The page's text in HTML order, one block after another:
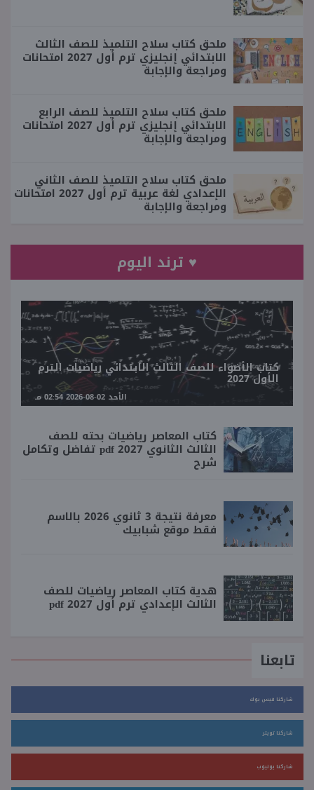
ملحق كتاب سلاح التلميذ للصف الثالث
الابتدائي إنجليزي ترم أول 2027 امتحانات
ومراجعة والإجابة
ملحق كتاب سلاح التلميذ للصف الرابع
الابتدائي إنجليزي ترم أول 2027 امتحانات
ومراجعة والإجابة
ملحق كتاب سلاح التلميذ للصف الثاني
الإعدادي لغة عربية ترم أول 2027 امتحانات
ومراجعة والإجابة
♥ ترند اليوم
كتاب الأضواء للصف الثالث الابتدائي رياضيات الترم
الأول 2027
الأحد 02-08-2026 02:54 مـ
كتاب المعاصر رياضيات بحته للصف
الثالث الثانوي 2027 pdf تفاضل وتكامل
شرح
معرفة نتيجة 3 ثانوي 2026 بالاسم
فقط موقع شبابيك
هدية كتاب المعاصر رياضيات للصف
الثالث الإعدادي ترم أول 2027 pdf
تابعنا
شاركنا فيس بوك
شاركنا تويتر
شاركنا يوتيوب